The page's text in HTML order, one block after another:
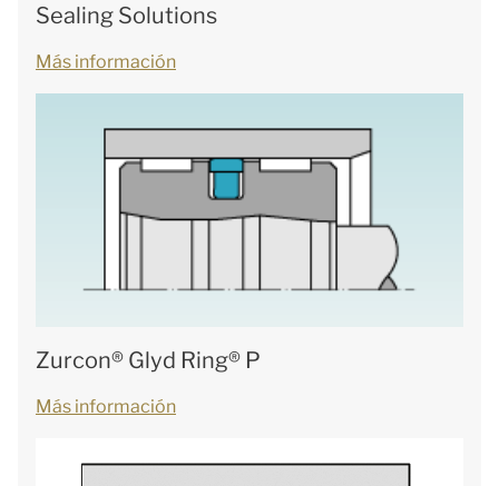
Sealing Solutions
Más información
Zurcon® Glyd Ring® P
Más información